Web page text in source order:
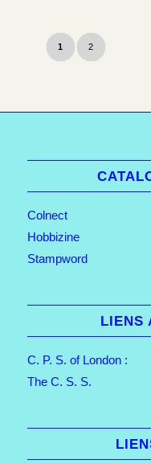
1 2
Colnect
Hobbizine
Stampword
LIENS
C. P. S. of London :
The C. S. S.